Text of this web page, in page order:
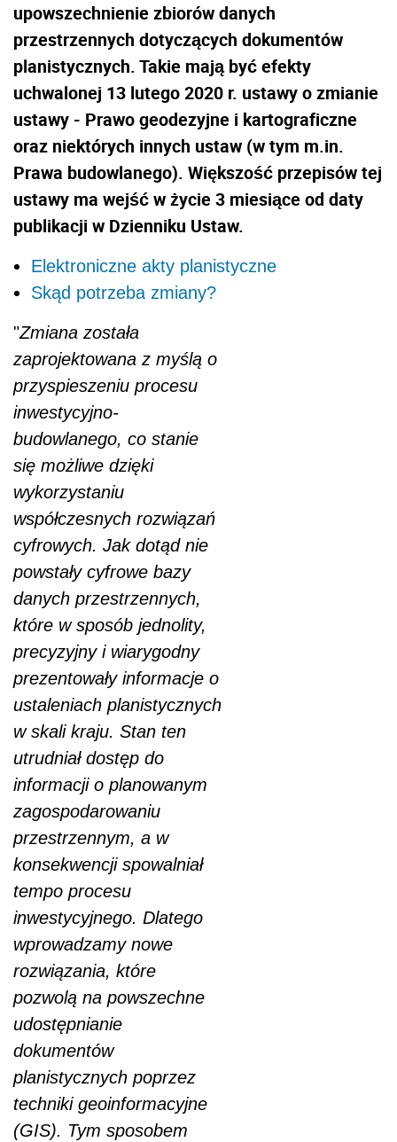
upowszechnienie zbiorów danych
przestrzennych dotyczących dokumentów
planistycznych. Takie mają być efekty
uchwalonej 13 lutego 2020 r. ustawy o zmianie
ustawy - Prawo geodezyjne i kartograficzne
oraz niektórych innych ustaw (w tym m.in.
Prawa budowlanego). Większość przepisów tej
ustawy ma wejść w życie 3 miesiące od daty
publikacji w Dzienniku Ustaw.
Elektroniczne akty planistyczne
Skąd potrzeba zmiany?
"Zmiana została
zaprojektowana z myślą o
przyspieszeniu procesu
inwestycyjno-
budowlanego, co stanie
się możliwe dzięki
wykorzystaniu
współczesnych rozwiązań
cyfrowych. Jak dotąd nie
powstały cyfrowe bazy
danych przestrzennych,
które w sposób jednolity,
precyzyjny i wiarygodny
prezentowały informacje o
ustaleniach planistycznych
w skali kraju. Stan ten
utrudniał dostęp do
informacji o planowanym
zagospodarowaniu
przestrzennym, a w
konsekwencji spowalniał
tempo procesu
inwestycyjnego. Dlatego
wprowadzamy nowe
rozwiązania, które
pozwolą na powszechne
udostępnianie
dokumentów
planistycznych poprzez
techniki geoinformacyjne
(GIS). Tym sposobem